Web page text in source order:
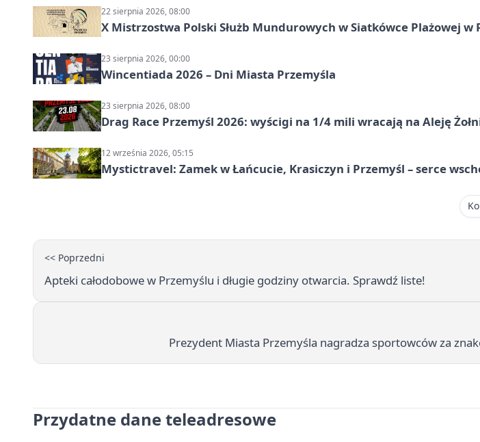
22 sierpnia 2026, 08:00
X Mistrzostwa Polski Służb Mundurowych w Siatkówce Plażowej w
23 sierpnia 2026, 00:00
Wincentiada 2026 – Dni Miasta Przemyśla
23 sierpnia 2026, 08:00
Drag Race Przemyśl 2026: wyścigi na 1/4 mili wracają na Aleję
12 września 2026, 05:15
Mystictravel: Zamek w Łańcucie, Krasiczyn i Przemyśl – serce
<< Poprzedni
Apteki całodobowe w Przemyślu i długie godziny otwarcia. Sprawdź liste!
Prezydent Miasta Przemyśla nagradza sportowców za
Przydatne dane teleadresowe